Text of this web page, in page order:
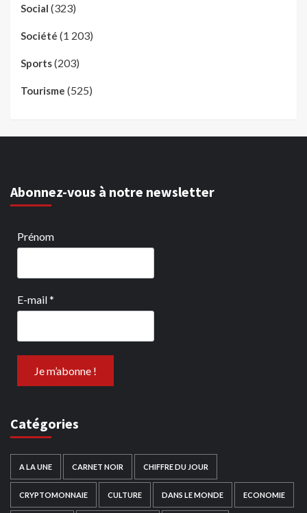
Social (323)
Société (1 203)
Sports(203)
Tourisme (525)
Abonnez-vous à notre newsletter
Prénom
E-mail*
Catégories
A LA UNE CARNET NOIR CHIFFRE DU JOUR
CRYPTOMONNAIE CULTURE DANS LE MONDE ECONOMIE